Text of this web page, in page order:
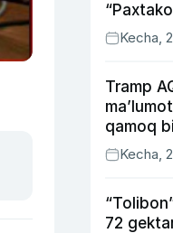
bahsda
chiqardi
Kecha,
Tramp
qamoq
Kecha,
72